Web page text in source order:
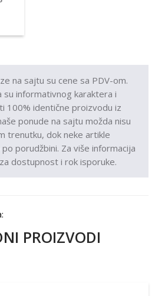
na sajtu su cene sa PDV-om.
su informativnog karaktera i
100% identične proizvodu iz
ponude na sajtu možda nisu
trenutku, dok neke artikle
porudžbini. Za više informacija
dostupnost i rok isporuke.
PROIZVODI